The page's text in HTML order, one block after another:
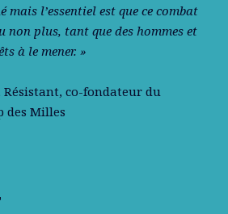
mais l’essentiel est que ce combat
non plus, tant que des hommes et
à le mener. »
Résistant, co-fondateur du
des Milles